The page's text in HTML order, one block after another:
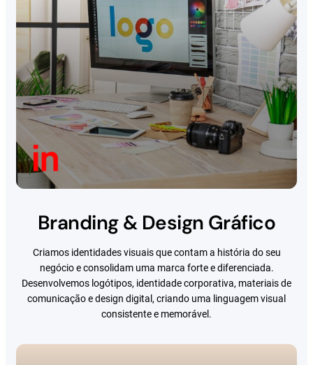
Branding & Design Gráfico
Criamos identidades visuais que contam a história do seu
negócio e consolidam uma marca forte e diferenciada.
Desenvolvemos logótipos, identidade corporativa, materiais de
comunicação e design digital, criando uma linguagem visual
consistente e memorável.